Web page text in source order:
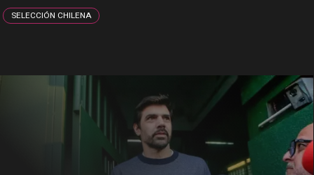
SELECCIÓN CHILENA